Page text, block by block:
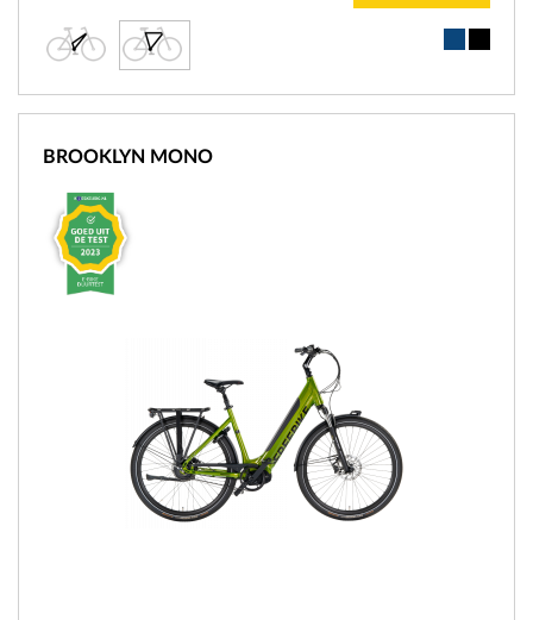
BROOKLYN MONO